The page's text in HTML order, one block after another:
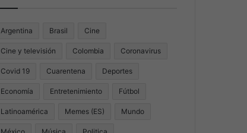
Argentina Brasil Cine
Cine y televisión Colombia Coronavirus
Covid 19 Cuarentena Deportes
Economía Entretenimiento Fútbol
Latinoamérica Memes (ES) Mundo